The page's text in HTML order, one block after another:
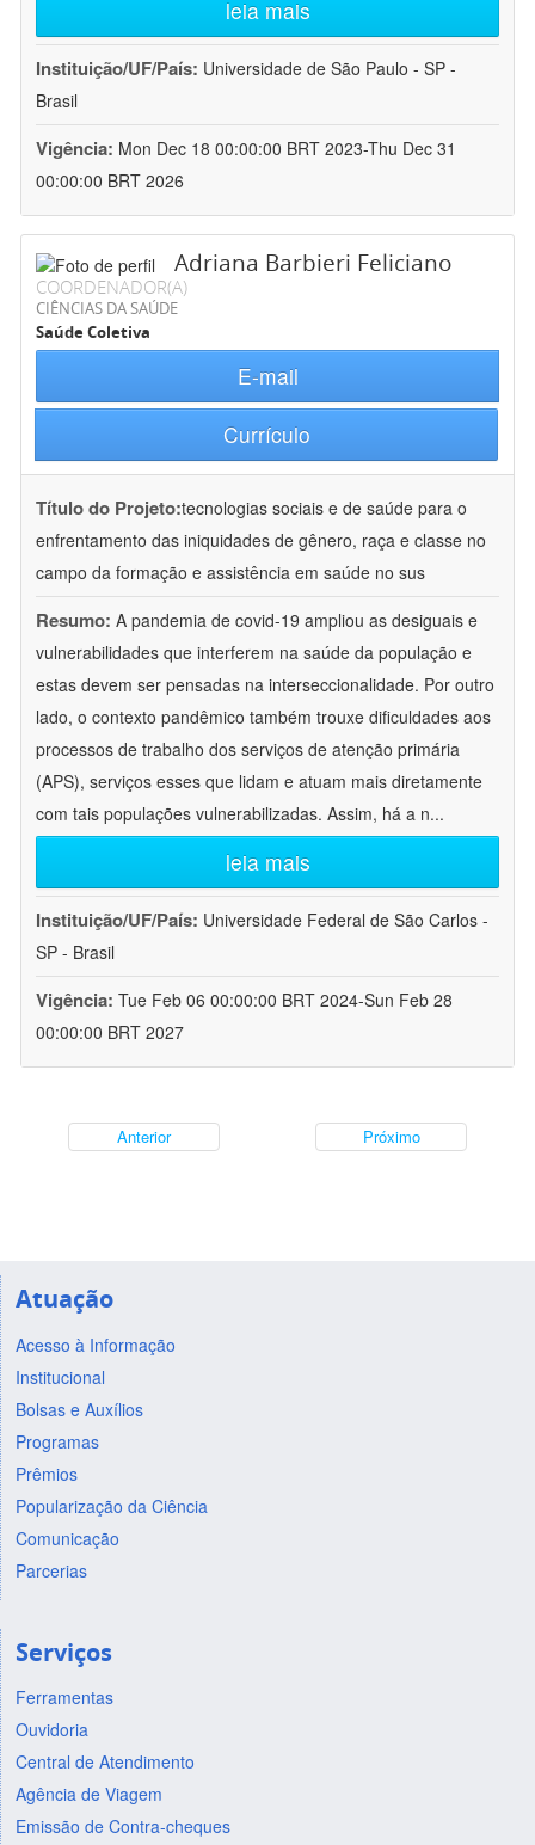
leia mais
Instituição/UF/País: Universidade de São Paulo - SP -
Brasil
Vigência: Mon Dec 18 00:00:00 BRT 2023-Thu Dec 31
00:00:00 BRT 2026
Adriana Barbieri Feliciano
COORDENADOR(A)
CIÊNCIAS DA SAÚDE
Saúde Coletiva
E-mail
Currículo
Título do Projeto:tecnologias sociais e de saúde para o
enfrentamento das iniquidades de gênero, raça e classe no
campo da formação e assistência em saúde no sus
Resumo: A pandemia de covid-19 ampliou as desiguais e
vulnerabilidades que interferem na saúde da população e
estas devem ser pensadas na interseccionalidade. Por outro
lado, o contexto pandêmico também trouxe dificuldades aos
processos de trabalho dos serviços de atenção primária
(APS), serviços esses que lidam e atuam mais diretamente
com tais populações vulnerabilizadas. Assim, há a n...
leia mais
Instituição/UF/País: Universidade Federal de São Carlos -
SP - Brasil
Vigência: Tue Feb 06 00:00:00 BRT 2024-Sun Feb 28
00:00:00 BRT 2027
Anterior Próximo
Atuação
Acesso à Informação
Institucional
Bolsas e Auxílios
Programas
Prêmios
Popularização da Ciência
Comunicação
Parcerias
Serviços
Ferramentas
Ouvidoria
Central de Atendimento
Agência de Viagem
Emissão de Contra-cheques